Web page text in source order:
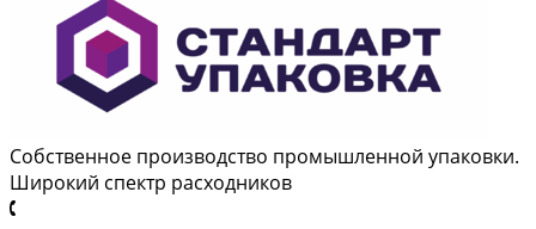
Собственное производство промышленной упаковки.
Широкий спектр расходников